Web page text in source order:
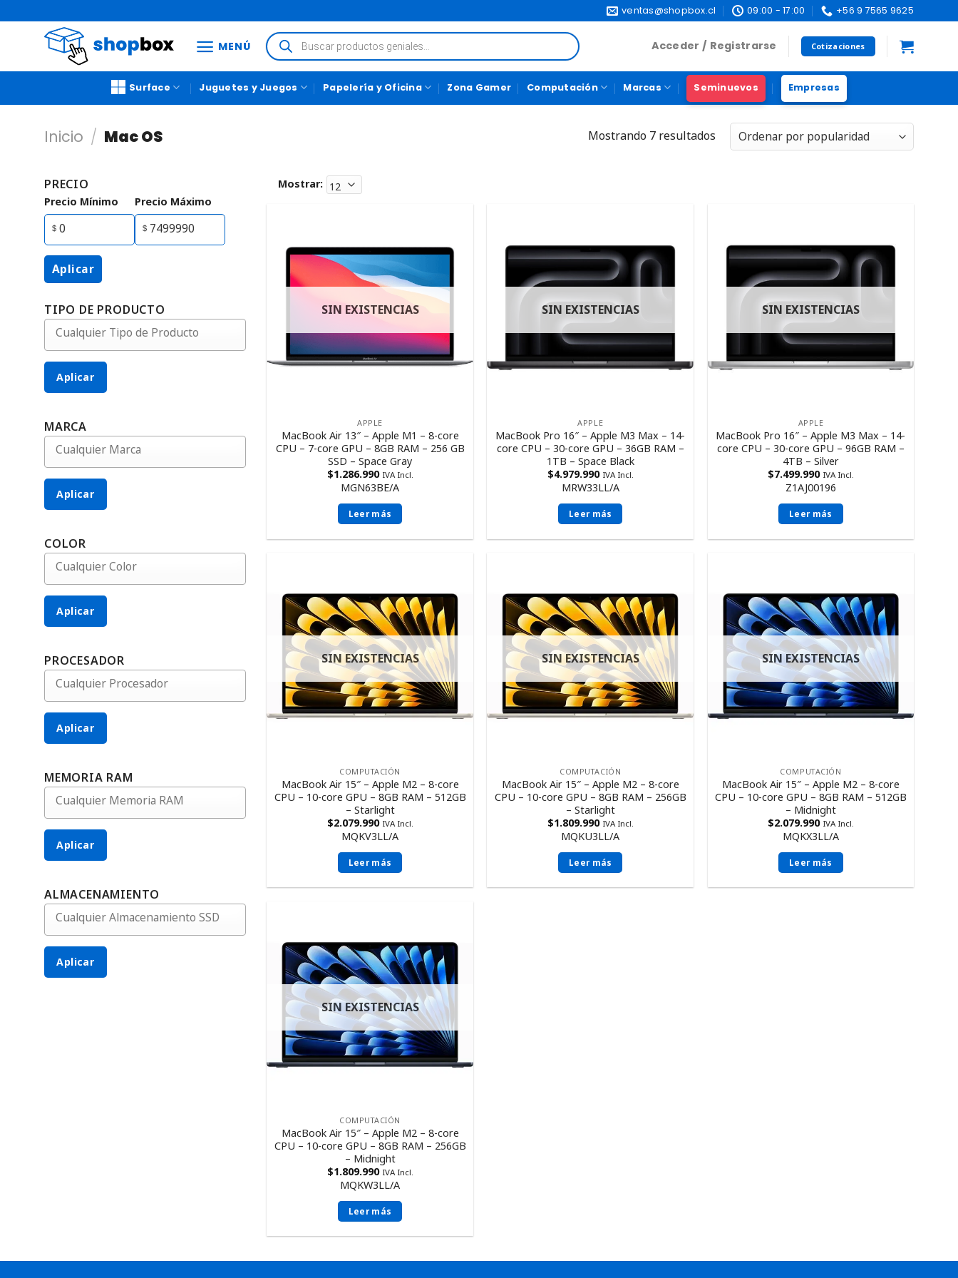
ventas@shopbox.cl 09:00 - 17:00 +56 9 7565 9625
MENÚ Acceder / Registrarse Cotizaciones
Surface Juguetes y Juegos Papelería y Oficina Zona Gamer Computación Marcas Seminuevos Empresas
Inicio / Mac OS Mostrando 7 resultados
PRECIO
Precio Mínimo Precio Máximo
Aplicar
TIPO DE PRODUCTO
Aplicar
MARCA
Aplicar
COLOR
Aplicar
PROCESADOR
Aplicar
MEMORIA RAM
Aplicar
ALMACENAMIENTO
Aplicar
Mostrar:
SIN EXISTENCIAS
APPLE
MacBook Air 13″ – Apple M1 – 8-core
CPU – 7-core GPU – 8GB RAM – 256 GB
SSD – Space Gray
$1.286.990 IVA Incl.
MGN63BE/A
Leer más
SIN EXISTENCIAS
APPLE
MacBook Pro 16″ – Apple M3 Max – 14-
core CPU – 30-core GPU – 36GB RAM –
1TB – Space Black
$4.979.990 IVA Incl.
MRW33LL/A
Leer más
SIN EXISTENCIAS
APPLE
MacBook Pro 16″ – Apple M3 Max – 14-
core CPU – 30-core GPU – 96GB RAM –
4TB – Silver
$7.499.990 IVA Incl.
Z1AJ00196
Leer más
SIN EXISTENCIAS
COMPUTACIÓN
MacBook Air 15″ – Apple M2 – 8-core
CPU – 10-core GPU – 8GB RAM – 512GB
– Starlight
$2.079.990 IVA Incl.
MQKV3LL/A
Leer más
SIN EXISTENCIAS
COMPUTACIÓN
MacBook Air 15″ – Apple M2 – 8-core
CPU – 10-core GPU – 8GB RAM – 256GB
– Starlight
$1.809.990 IVA Incl.
MQKU3LL/A
Leer más
SIN EXISTENCIAS
COMPUTACIÓN
MacBook Air 15″ – Apple M2 – 8-core
CPU – 10-core GPU – 8GB RAM – 512GB
– Midnight
$2.079.990 IVA Incl.
MQKX3LL/A
Leer más
SIN EXISTENCIAS
COMPUTACIÓN
MacBook Air 15″ – Apple M2 – 8-core
CPU – 10-core GPU – 8GB RAM – 256GB
– Midnight
$1.809.990 IVA Incl.
MQKW3LL/A
Leer más